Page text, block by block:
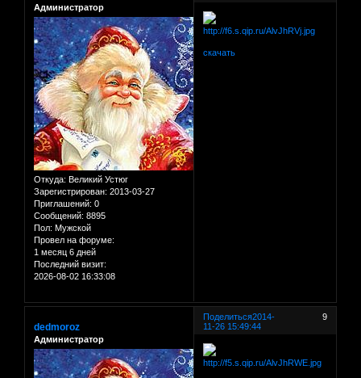
Администратор
Откуда: Великий Устюг
Зарегистрирован: 2013-03-27
Приглашений: 0
Сообщений: 8895
Пол: Мужской
Провел на форуме:
1 месяц 6 дней
Последний визит:
2026-08-02 16:33:08
скачать
Поделиться 9
2014-
11-26 15:49:44
dedmoroz
Администратор